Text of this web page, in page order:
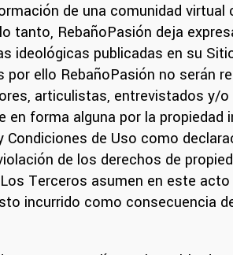
de una comunidad
tanto, RebañoPasión deja
ideológicas publicadas en su
por ello RebañoPasión no serán
articulistas, entrevistados y/o
en forma alguna por la
de Uso como
de los derechos de
Terceros asumen en este
incurrido como consecuencia